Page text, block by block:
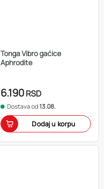
Tonga Vibro gaćice
Aphrodite
6.190RSD
Dostava od13.08.
Dodaj u korpu